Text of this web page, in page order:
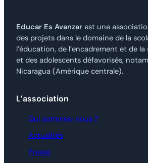
Educar Es Avanzar est une
des projets dans le domaine de la
l’éducation, de l’encadrement et de
et des adolescents défavorisés,
Nicaragua (Amérique centrale).
L’association
Qui sommes-nous ?
Actualités
Presse